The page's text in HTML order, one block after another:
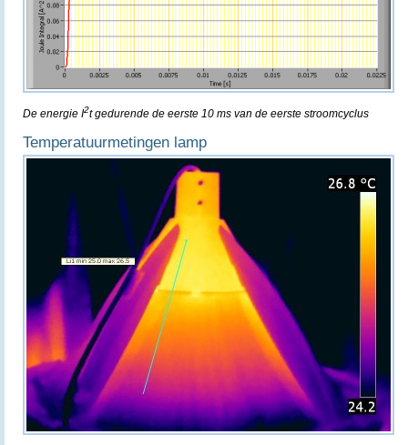
De energie I2t gedurende de eerste 10 ms van de eerste stroomcyclus
Temperatuurmetingen lamp